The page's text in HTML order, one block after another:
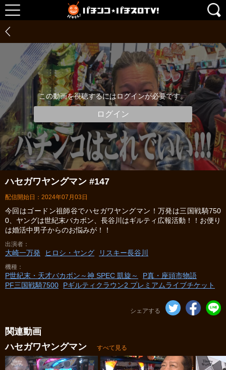
この動画を視聴するにはログインが必要です。
ログイン
ハセガワヤングマン #147
配信開始日：2024年07月03日
今回はゴードン祖師谷でハセガワヤングマン！万発は三国戦騎750
0、ヤングは世紀末バカボン、長谷川はギルティ広報活動！！お便り
は婚活中男子からのお悩みが！！
出演者
大崎一万発 ヒロシ・ヤング リスキー長谷川
機種
P世紀末・天才バカボン～神 SPEC 凱旋～
P真・座頭市物語
PF三国戦騎7500
Pギルティクラウン2 プレミアムライブチケット
シェアする
関連動画
ハセガワヤングマン
すべて見る